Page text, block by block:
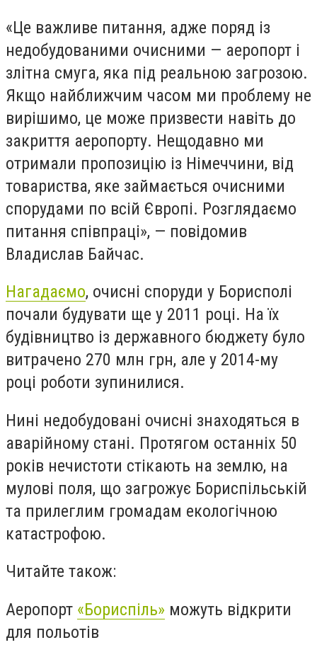
«Це важливе питання, адже поряд із
недобудованими очисними — аеропорт і
злітна смуга, яка під реальною загрозою.
Якщо найближчим часом ми проблему не
вирішимо, це може призвести навіть до
закриття аеропорту. Нещодавно ми
отримали пропозицію із Німеччини, від
товариства, яке займається очисними
спорудами по всій Європі. Розглядаємо
питання співпраці», — повідомив
Владислав Байчас.
Нагадаємо, очисні споруди у Борисполі
почали будувати ще у 2011 році. На їх
будівництво із державного бюджету було
витрачено 270 млн грн, але у 2014-му
році роботи зупинилися.
Нині недобудовані очисні знаходяться в
аварійному стані. Протягом останніх 50
років нечистоти стікають на землю, на
мулові поля, що загрожує Бориспільській
та прилеглим громадам екологічною
катастрофою.
Читайте також:
Аеропорт «Бориспіль» можуть відкрити
для польотів